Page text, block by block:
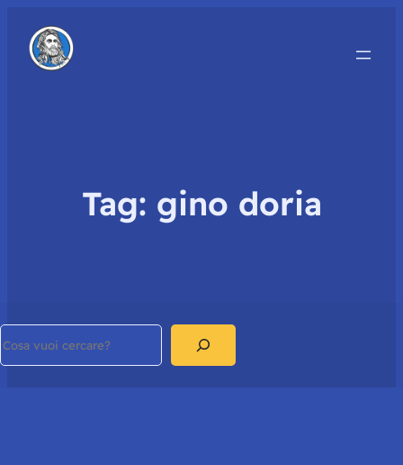
Tag: gino doria